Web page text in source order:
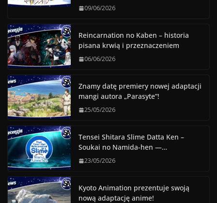
09/06/2026
Reincarnation no Kaben – historia
pisana krwią i przeznaczeniem
06/06/2026
Znamy datę premiery nowej adaptacji
mangi autora „Parasyte”!
25/05/2026
Tensei Shitara Slime Datta Ken –
Soukai no Namida-hen —…
23/05/2026
Kyoto Animation prezentuje swoją
nową adaptację anime!